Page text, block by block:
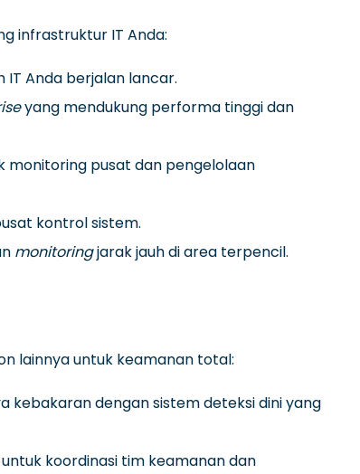
infrastruktur IT Anda:
IT Anda berjalan lancar.
yang mendukung performa tinggi dan
monitoring pusat dan pengelolaan
kontrol sistem.
monitoringjarak jauh di area terpencil.
lainnya untuk keamanan total:
kebakaran dengan sistem deteksi dini yang
koordinasi tim keamanan dan